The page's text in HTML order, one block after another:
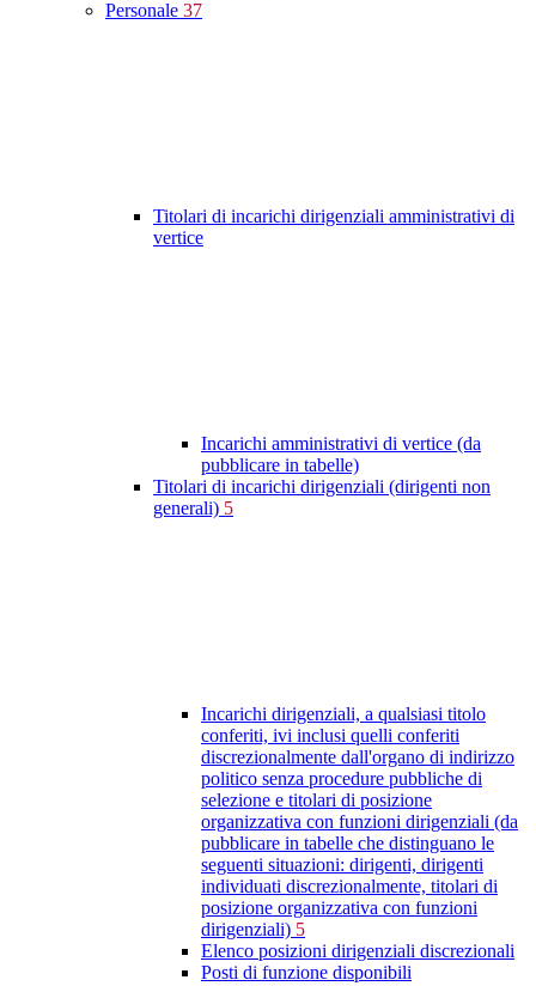
Personale 37
Titolari di incarichi dirigenziali amministrativi di
vertice
Incarichi amministrativi di vertice (da
pubblicare in tabelle)
Titolari di incarichi dirigenziali (dirigenti non
generali) 5
Incarichi dirigenziali, a qualsiasi titolo
conferiti, ivi inclusi quelli conferiti
discrezionalmente dall'organo di indirizzo
politico senza procedure pubbliche di
selezione e titolari di posizione
organizzativa con funzioni dirigenziali (da
pubblicare in tabelle che distinguano le
seguenti situazioni: dirigenti, dirigenti
individuati discrezionalmente, titolari di
posizione organizzativa con funzioni
dirigenziali) 5
Elenco posizioni dirigenziali discrezionali
Posti di funzione disponibili